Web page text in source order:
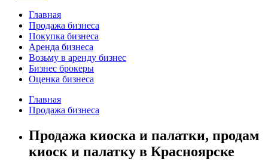
Главная
Продажа бизнеса
Покупка бизнеса
Аренда бизнеса
Возьму в аренду бизнес
Бизнес брокеры
Оценка бизнеса
Главная
Продажа бизнеса
Продажа киоска и палатки, продам
киоск и палатку в Красноярске